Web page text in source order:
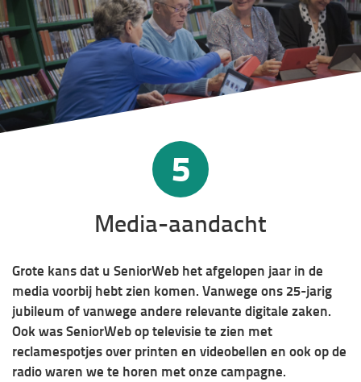
5
Media-aandacht
Grote kans dat u SeniorWeb het afgelopen jaar in de
media voorbij hebt zien komen. Vanwege ons 25-jarig
jubileum of vanwege andere relevante digitale zaken.
Ook was SeniorWeb op televisie te zien met
reclamespotjes over printen en videobellen en ook op de
radio waren we te horen met onze campagne.